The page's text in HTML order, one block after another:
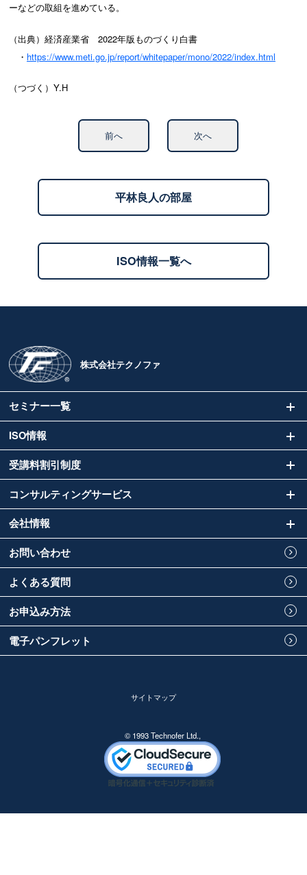
ーなどの取組を進めている。
（出典）経済産業省 2022年版ものづくり白書
・ https://www.meti.go.jp/report/whitepaper/mono/2022/index.html
（つづく）Y.H
前へ 次へ
平林良人の部屋
ISO情報一覧へ
株式会社テクノファ
セミナー一覧
ISO情報
受講料割引制度
コンサルティングサービス
会社情報
お問い合わせ
よくある質問
お申込み方法
電子パンフレット
サイトマップ
© 1993 Technofer Ltd.,